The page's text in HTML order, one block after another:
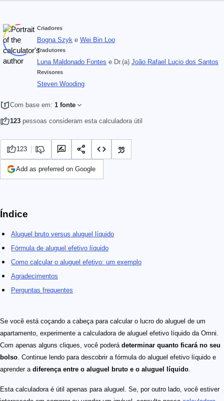
Criadores
Bogna Szyk e Wei Bin Loo
Tradutores
Luna Maldonado Fontes e Dr.(a) João Rafael Lucio dos Santos
Revisores
Steven Wooding
Com base em: 1 fonte
123 pessoas consideram esta calculadora útil
123
Add as preferred on Google
Índice
Aluguel bruto versus aluguel líquido
Fórmula de aluguel efetivo líquido
Como calcular o aluguel efetivo: um exemplo
Agradecimentos
Perguntas frequentes
Se você está coçando a cabeça para calcular o lucro do aluguel de um
apartamento, experimente a calculadora de aluguel efetivo líquido da Omni.
Com apenas alguns cliques, você poderá determinar quanto ficará no seu
bolso . Continue lendo para descobrir a fórmula do aluguel efetivo líquido e
aprender a diferença entre o aluguel bruto e o aluguel líquido
Esta calculadora é útil apenas para aluguel. Se, por outro lado, você estiver